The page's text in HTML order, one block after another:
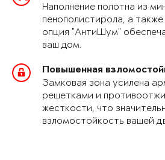
Наполнение полотна из
пенополистирола, а также
опция "АнтиШум"
ваш дом.
Повышенная
Замковая зона усилена
решетками и
жесткости, что
взломостойкость вашей